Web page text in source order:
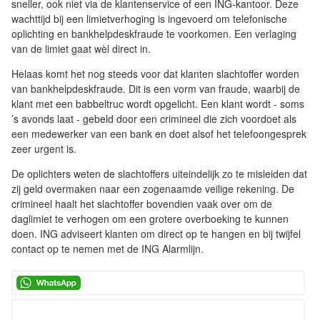
sneller, ook niet via de klantenservice of een ING-kantoor. Deze
wachttijd bij een limietverhoging is ingevoerd om telefonische
oplichting en bankhelpdeskfraude te voorkomen. Een verlaging
van de limiet gaat wèl direct in.
Helaas komt het nog steeds voor dat klanten slachtoffer worden
van bankhelpdeskfraude. Dit is een vorm van fraude, waarbij de
klant met een babbeltruc wordt opgelicht. Een klant wordt - soms
’s avonds laat - gebeld door een crimineel die zich voordoet als
een medewerker van een bank en doet alsof het telefoongesprek
zeer urgent is.
De oplichters weten de slachtoffers uiteindelijk zo te misleiden dat
zij geld overmaken naar een zogenaamde veilige rekening. De
crimineel haalt het slachtoffer bovendien vaak over om de
daglimiet te verhogen om een grotere overboeking te kunnen
doen. ING adviseert klanten om direct op te hangen en bij twijfel
contact op te nemen met de ING Alarmlijn.